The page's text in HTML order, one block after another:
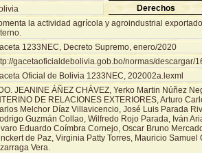
Derechos
la actividad agrícola y agroindustrial
1233NEC, Decreto Supremo, enero/2020
gacetaoficialdebolivia.gob.bo/normas/descargar/
Oficial de Bolivia 1233NEC, 202002a.lexml
JEANINE ÁÑEZ CHÁVEZ, Yerko Martin Núñez
DE RELACIONES EXTERIORES, Arturo
Melchor Díaz Villavicencio, José Luis Parada
Guzmán Collao, Wilfredo Rojo Parada, Iván
Eduardo Coímbra Cornejo, Oscar Bruno
de Paz, Virginia Patty Torres, Mauricio
Vera.